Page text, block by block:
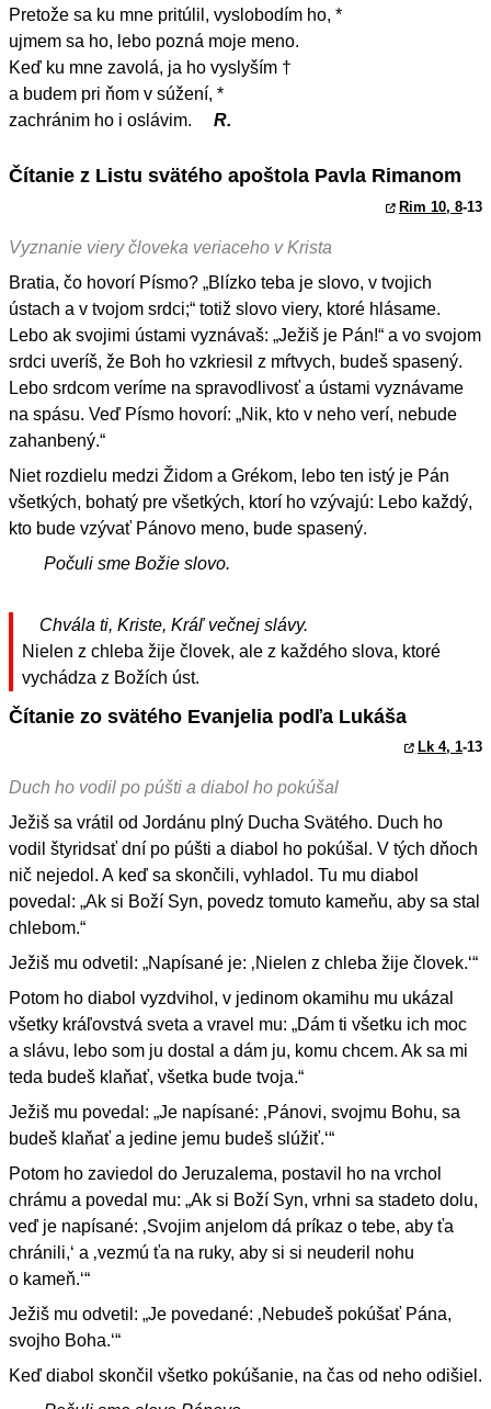
Pretože sa ku mne pritúlil, vyslobodím ho, *
ujmem sa ho, lebo pozná moje meno.
Keď ku mne zavolá, ja ho vyslyším †
a budem pri ňom v súžení, *
zachránim ho i oslávim.
R.
Čítanie z Listu svätého apoštola Pavla Rimanom
Rim 10, 8-13
Vyznanie viery človeka veriaceho v Krista
Bratia, čo hovorí Písmo? „Blízko teba je slovo, v tvojich
ústach a v tvojom srdci;“ totiž slovo viery, ktoré hlásame.
Lebo ak svojimi ústami vyznávaš: „Ježiš je Pán!“ a vo svojom
srdci uveríš, že Boh ho vzkriesil z mŕtvych, budeš spasený.
Lebo srdcom veríme na spravodlivosť a ústami vyznávame
na spásu. Veď Písmo hovorí: „Nik, kto v neho verí, nebude
zahanbený.“
Niet rozdielu medzi Židom a Grékom, lebo ten istý je Pán
všetkých, bohatý pre všetkých, ktorí ho vzývajú: Lebo každý,
kto bude vzývať Pánovo meno, bude spasený.
Počuli sme Božie slovo.
Chvála ti, Kriste, Kráľ večnej slávy.
Nielen z chleba žije človek, ale z každého slova, ktoré
vychádza z Božích úst.
Čítanie zo svätého Evanjelia podľa Lukáša
Lk 4, 1-13
Duch ho vodil po púšti a diabol ho pokúšal
Ježiš sa vrátil od Jordánu plný Ducha Svätého. Duch ho
vodil štyridsať dní po púšti a diabol ho pokúšal. V tých dňoch
nič nejedol. A keď sa skončili, vyhladol. Tu mu diabol
povedal: „Ak si Boží Syn, povedz tomuto kameňu, aby sa stal
chlebom.“
Ježiš mu odvetil: „Napísané je: ‚Nielen z chleba žije človek.‘“
Potom ho diabol vyzdvihol, v jedinom okamihu mu ukázal
všetky kráľovstvá sveta a vravel mu: „Dám ti všetku ich moc
a slávu, lebo som ju dostal a dám ju, komu chcem. Ak sa mi
teda budeš klaňať, všetka bude tvoja.“
Ježiš mu povedal: „Je napísané: ‚Pánovi, svojmu Bohu, sa
budeš klaňať a jedine jemu budeš slúžiť.‘“
Potom ho zaviedol do Jeruzalema, postavil ho na vrchol
chrámu a povedal mu: „Ak si Boží Syn, vrhni sa stadeto dolu,
veď je napísané: ‚Svojim anjelom dá príkaz o tebe, aby ťa
chránili,‘ a ‚vezmú ťa na ruky, aby si si neuderil nohu
o kameň.‘“
Ježiš mu odvetil: „Je povedané: ‚Nebudeš pokúšať Pána,
svojho Boha.‘“
Keď diabol skončil všetko pokúšanie, na čas od neho odišiel.